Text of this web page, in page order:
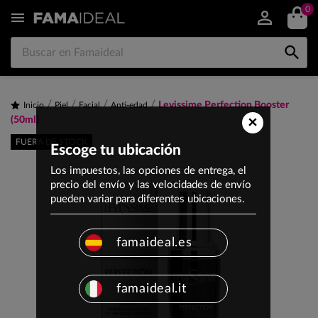
 0

FUERA DE STOCK
Inicio Piel Facial Anti-edad
Levissime Perfection Booster
(50ml)
×
Escoge tu ubicación
Los impuestos, las opciones de entrega, el
precio del envío y las velocidades de envío
pueden variar para diferentes ubicaciones.
famaideal.es
famaideal.it